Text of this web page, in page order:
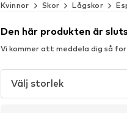
Kvinnor Skor Lågskor
Den här produkten är
Vi kommer att meddela dig så
Välj storlek